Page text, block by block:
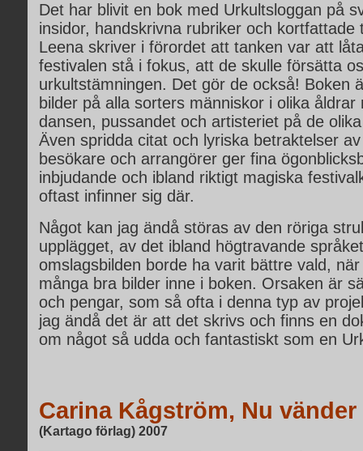
Det har blivit en bok med Urkultsloggan på
insidor, handskrivna rubriker och kortfattade
Leena skriver i förordet att tanken var att
festivalen stå i fokus, att de skulle försätta
urkultstämningen. Det gör de också! Boken
bilder på alla sorters människor i olika åldrar
dansen, pussandet och artisteriet på de
Även spridda citat och lyriska betraktelser
besökare och arrangörer ger fina
inbjudande och ibland riktigt magiska
oftast infinner sig där.
Något kan jag ändå störas av den röriga
upplägget, av det ibland högtravande
omslagsbilden borde ha varit bättre vald,
många bra bilder inne i boken. Orsaken är
och pengar, som så ofta i denna typ av
jag ändå det är att det skrivs och finns en
om något så udda och fantastiskt som en
Carina Kågström, Nu vänder
(Kartago förlag) 2007